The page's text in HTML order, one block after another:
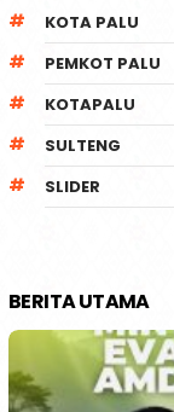
KOTA PALU
PEMKOT PALU
KOTAPALU
SULTENG
SLIDER
BERITA UTAMA